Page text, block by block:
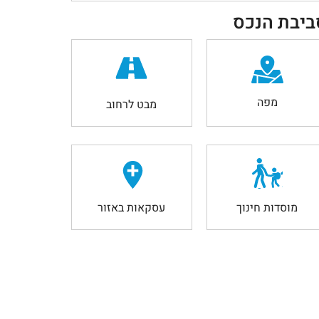
הנכס
מפה מבט לרחוב
מוסדות חינוך עסקאות באזור